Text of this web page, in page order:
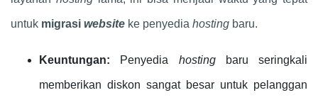
untuk migrasi website ke penyedia hosting baru.
Keuntungan: Penyedia hostingbaru seringkali
memberikan diskon sangat besar untuk pelanggan